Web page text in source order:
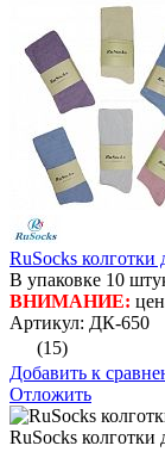
RuSocks
В упаковке 10
ВНИМАНИЕ:
Артикул: ДК-650
(15)
Добавить к
Отложить
RuSocks